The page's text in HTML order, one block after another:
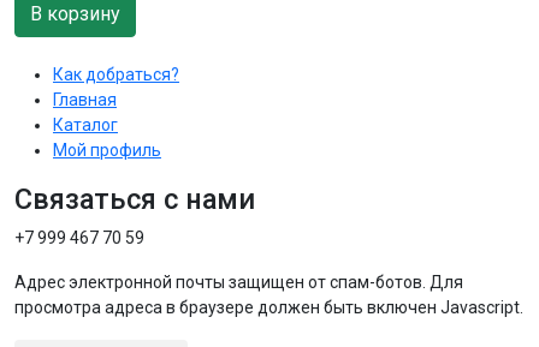
В корзину
Как добраться?
Главная
Каталог
Мой профиль
Связаться с нами
+7 999 467 70 59
Адрес электронной почты защищен от спам-ботов. Для
просмотра адреса в браузере должен быть включен Javascript.